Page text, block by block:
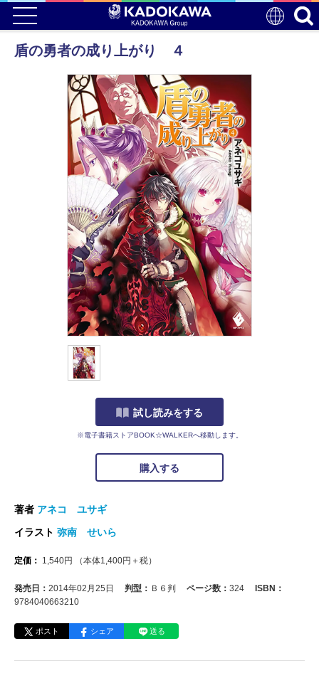
盾の勇者の成り上がり ４
試し読みをする
※電子書籍ストアBOOK☆WALKERへ移動します。
購入する
著者 アネコ ユサギ
イラスト 弥南 せいら
定価： 1,540円 （本体1,400円＋税）
発売日： 2014年02月25日 判型： Ｂ６判 ページ数： 324
ISBN：
9784040663210
ポスト シェア 送る